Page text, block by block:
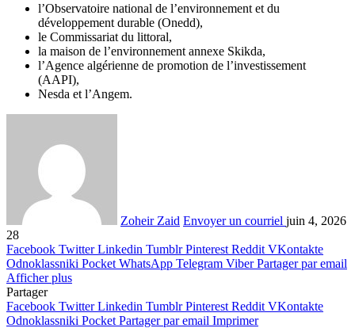
l’Observatoire national de l’environnement et du
développement durable (Onedd),
le Commissariat du littoral,
la maison de l’environnement annexe Skikda,
l’Agence algérienne de promotion de l’investissement
(AAPI),
Nesda et l’Angem.
Zoheir Zaid Envoyer un courriel juin 4, 2026
28
Facebook Twitter Linkedin Tumblr Pinterest Reddit VKontakte
Odnoklassniki Pocket WhatsApp Telegram Viber Partager par email
Afficher plus
Partager
Facebook Twitter Linkedin Tumblr Pinterest Reddit VKontakte
Odnoklassniki Pocket Partager par email Imprimer